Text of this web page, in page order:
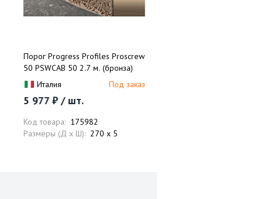
Порог Progress Profiles Proscrew
50 PSWCAB 50 2.7 м. (бронза)
Италия
Под заказ
5 977 ₽ / шт.
Код товара: 175982
Размеры (Д x Ш): 270 x 5